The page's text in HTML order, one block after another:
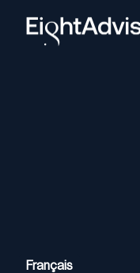
contenu
Page d'accueil
Français